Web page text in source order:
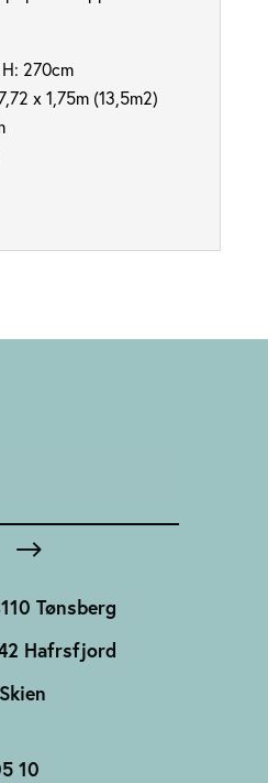
270cm
x 1,75m (13,5m2)
Tønsberg
Hafrsfjord
10